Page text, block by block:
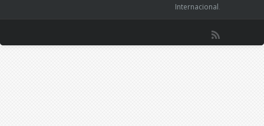
Internacional